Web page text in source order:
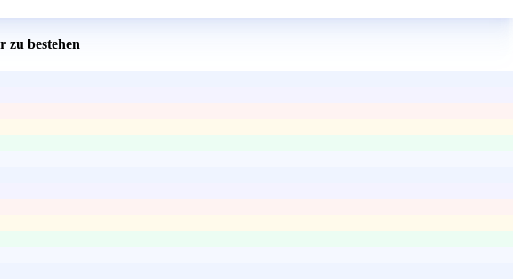
zu bestehen